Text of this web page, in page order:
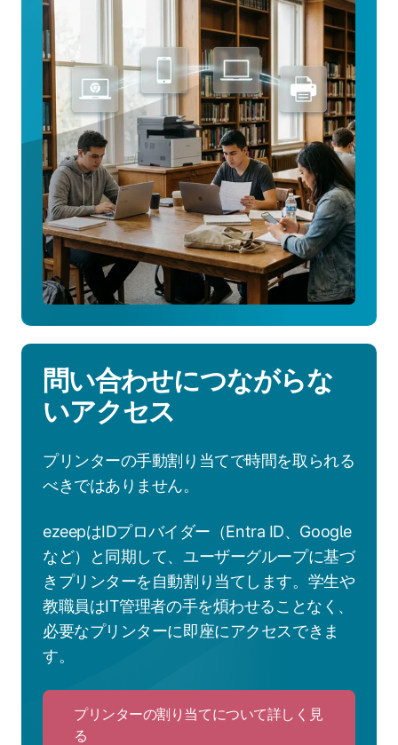
す
べ
て
の
機
能
を
見
る
問い合わせにつながらな
いアクセス
プリンターの手動割り当てで時間を取られる
べきではありません。
ezeepはIDプロバイダー（Entra ID、Google
など）と同期して、ユーザーグループに基づ
きプリンターを自動割り当てします。学生や
教職員はIT管理者の手を煩わせることなく、
必要なプリンターに即座にアクセスできま
す。
プリンターの割り当てについて詳しく見
る